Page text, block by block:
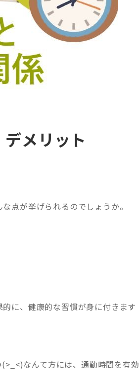
メリット
点が挙げられるのでしょうか。
に、健康的な習慣が身に付きます
なんて方には、通勤時間を有効